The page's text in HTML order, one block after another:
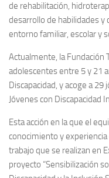
de rehabilitación,
desarrollo de habilidades y
entorno familiar, escolar y
Actualmente, la Fundación
adolescentes entre 5 y 21
Discapacidad, y acoge a
Jóvenes con Discapacidad
Esta acción en la que el
conocimiento y
trabajo que se realizan en
proyecto “Sensibilización